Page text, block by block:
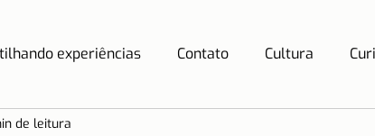
experiências Contato Cultura
de leitura